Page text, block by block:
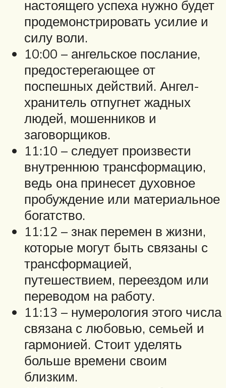
настоящего успеха нужно будет
продемонстрировать усилие и
силу воли.
10:00 – ангельское послание,
предостерегающее от
поспешных действий. Ангел-
хранитель отпугнет жадных
людей, мошенников и
заговорщиков.
11:10 – следует произвести
внутреннюю трансформацию,
ведь она принесет духовное
пробуждение или материальное
богатство.
11:12 – знак перемен в жизни,
которые могут быть связаны с
трансформацией,
путешествием, переездом или
переводом на работу.
11:13 – нумерология этого числа
связана с любовью, семьей и
гармонией. Стоит уделять
больше времени своим
близким.